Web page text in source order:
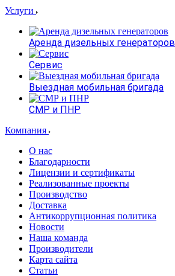
Услуги
Аренда дизельных генераторов
Сервис
Выездная мобильная бригада
СМР и ПНР
Компания
О нас
Благодарности
Лицензии и сертификаты
Реализованные проекты
Производство
Доставка
Антикоррупционная политика
Новости
Наша команда
Производители
Карта сайта
Статьи